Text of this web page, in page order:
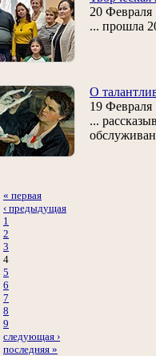
20 Февраля
... прошла
О
19 Февраля
...
« первая
‹ предыдущая
1
2
3
4
5
6
7
8
9
следующая ›
последняя »